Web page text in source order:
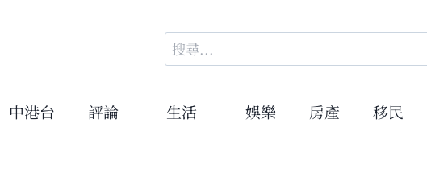
搜
尋
鍵
中港台 評論 生活 娛樂 房產 移民